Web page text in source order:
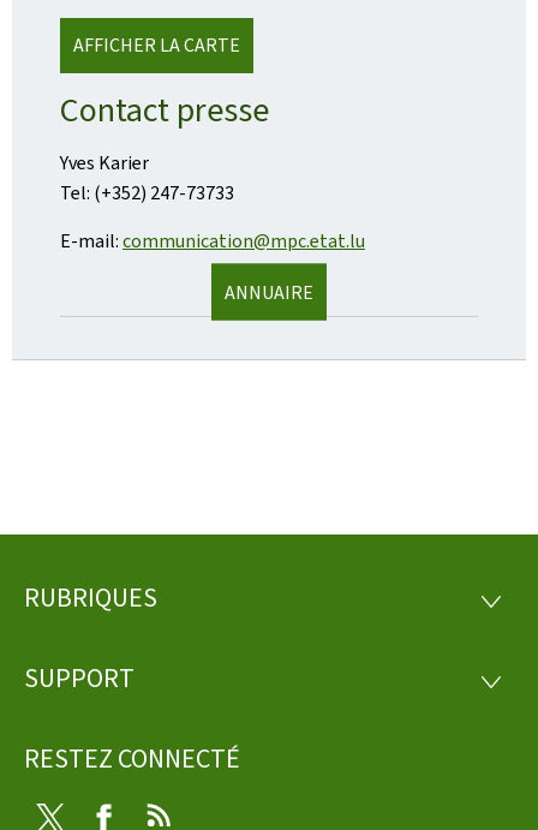
AFFICHER LA CARTE
Contact presse
Yves Karier
Tel: (+352) 247-73733
E-mail:communication@mpc.etat.lu
ANNUAIRE
Pied
page
RUBRIQUES
SUPPORT
RESTEZ CONNECTÉ
Twitter Facebook